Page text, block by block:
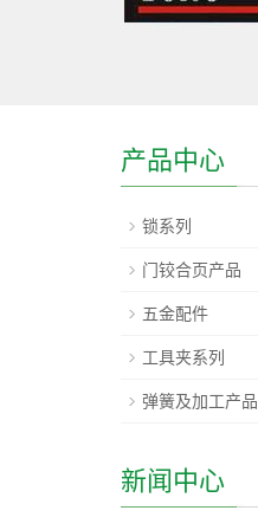
产品中心
锁系列
门铰合页产品
五金配件
工具夹系列
弹簧及加工产品
新闻中心